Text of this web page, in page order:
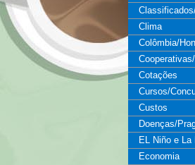
Clima
Colômbia/
Cotações
Cursos/
Custos
Doenças/
EL Niño e La
Economia